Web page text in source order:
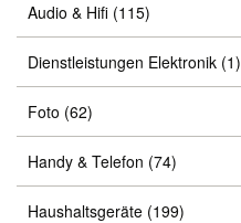
Audio & Hifi (115)
Dienstleistungen Elektronik (1)
Foto (62)
Handy & Telefon (74)
Haushaltsgeräte (199)